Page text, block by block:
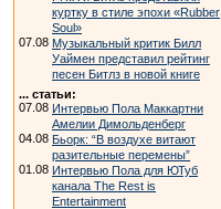
куртку в стиле эпохи «Rubber
Soul»
07.08 Музыкальный критик Билл
Уаймен представил рейтинг
песен Битлз в новой книге
... статьи:
07.08 Интервью Пола Маккартни
Амелии Димольденберг
04.08 Бьорк: “В воздухе витают
разительные перемены”
01.08 Интервью Пола для ЮТуб
канала The Rest is
Entertainment